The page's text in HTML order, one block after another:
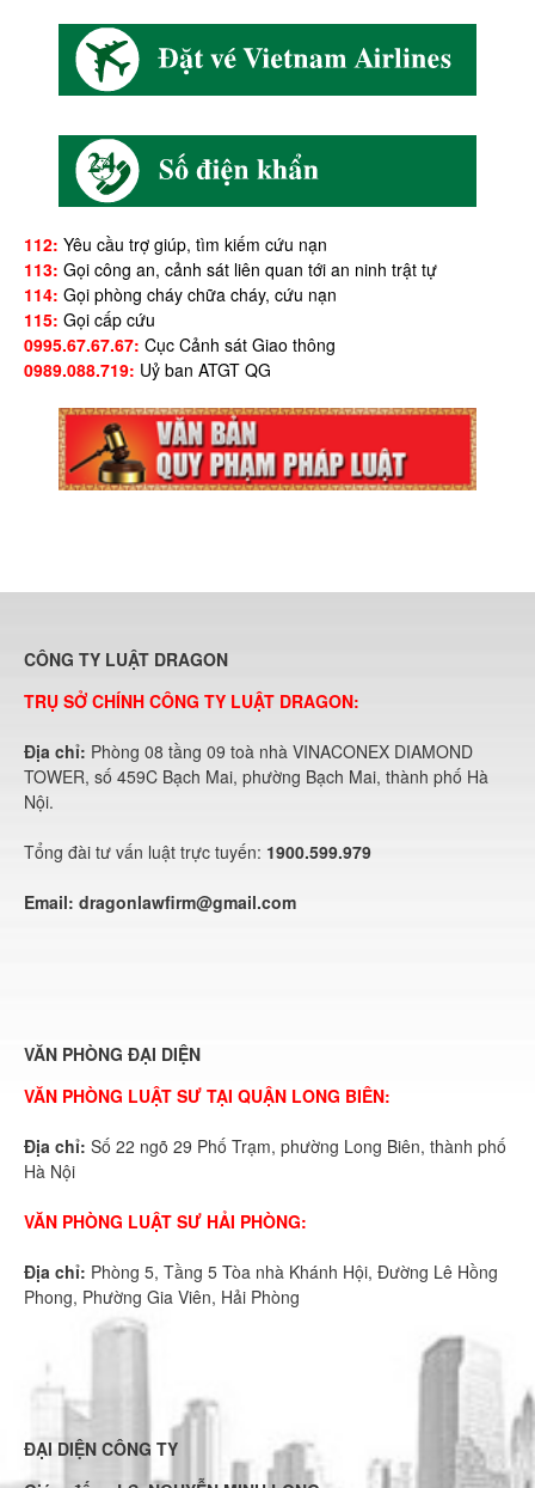
112: Yêu cầu trợ giúp, tìm kiếm cứu nạn
113: Gọi công an, cảnh sát liên quan tới an ninh trật tự
114: Gọi phòng cháy chữa cháy, cứu nạn
115: Gọi cấp cứu
0995.67.67.67: Cục Cảnh sát Giao thông
0989.088.719: Uỷ ban ATGT QG
CÔNG TY LUẬT DRAGON
TRỤ SỞ CHÍNH CÔNG TY LUẬT DRAGON:
Địa chỉ: Phòng 08 tầng 09 toà nhà VINACONEX DIAMOND
TOWER, số 459C Bạch Mai, phường Bạch Mai, thành phố Hà
Nội.
Tổng đài tư vấn luật trực tuyến: 1900.599.979
Email: dragonlawfirm@gmail.com
VĂN PHÒNG ĐẠI DIỆN
VĂN PHÒNG LUẬT SƯ TẠI QUẬN LONG BIÊN:
Địa chỉ: Số 22 ngõ 29 Phố Trạm, phường Long Biên, thành phố
Hà Nội
VĂN PHÒNG LUẬT SƯ HẢI PHÒNG:
Địa chỉ: Phòng 5, Tầng 5 Tòa nhà Khánh Hội, Đường Lê Hồng
Phong, Phường Gia Viên, Hải Phòng
ĐẠI DIỆN CÔNG TY